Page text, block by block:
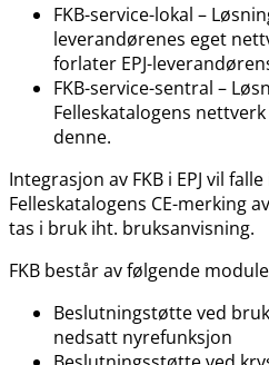
FKB-service-lokal –
leverandørenes eget
forlater EPJ-
FKB-service-sentral –
Felleskatalogens
denne.
Integrasjon av FKB i EPJ vil
Felleskatalogens CE-merking
tas i bruk iht. bruksanvisning.
FKB består av følgende
Beslutningstøtte ved
nedsatt nyrefunksjon